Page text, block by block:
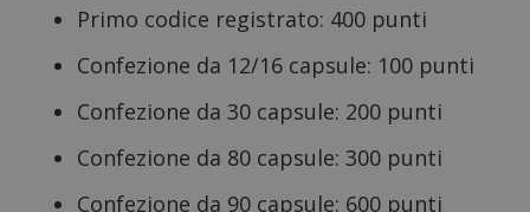
Primo codice registrato: 400 punti
Confezione da 12/16 capsule: 100 punti
Confezione da 30 capsule: 200 punti
Confezione da 80 capsule: 300 punti
Confezione da 90 capsule: 600 punti